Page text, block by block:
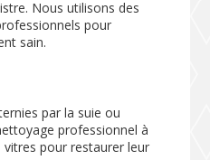
Nous utilisons des
pour
sain.
par la suie ou
professionnel à
vitres pour restaurer leur